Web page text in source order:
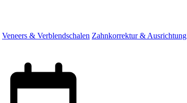
Veneers & Verblendschalen Zahnkorrektur & Ausrichtung